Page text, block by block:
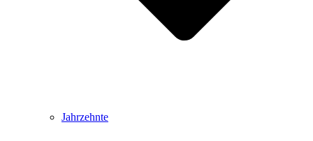
Jahrzehnte